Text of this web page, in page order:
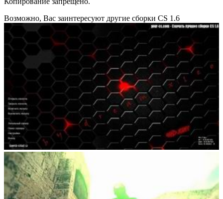
Возможно, Вас заинтересуют другие сборки CS 1.6